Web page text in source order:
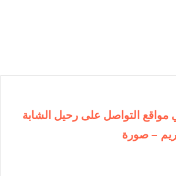
التواصل على رحيل الشابة
تريم – صورة